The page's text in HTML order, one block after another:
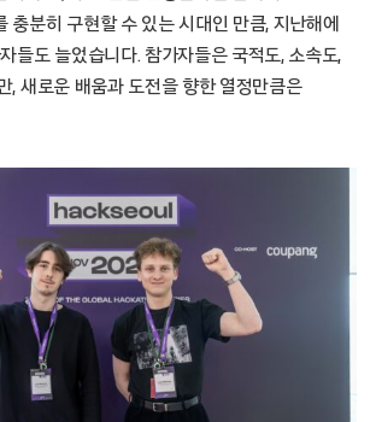
충분히 구현할 수 있는 시대인 만큼, 지난해에
들도 늘었습니다. 참가자들은 국적도, 소속도,
, 새로운 배움과 도전을 향한 열정만큼은